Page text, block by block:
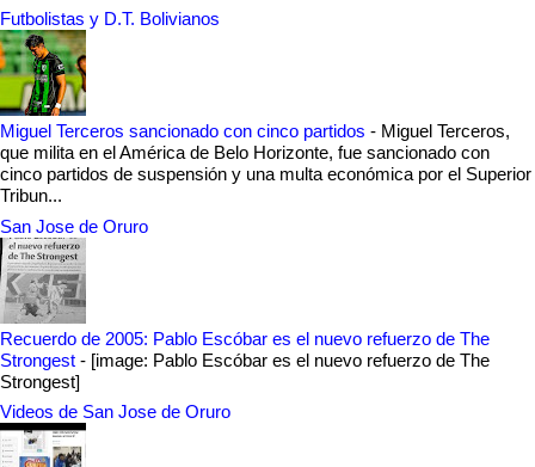
Futbolistas y D.T. Bolivianos
Miguel Terceros sancionado con cinco partidos - Miguel Terceros,
que milita en el América de Belo Horizonte, fue sancionado con
cinco partidos de suspensión y una multa económica por el Superior
Tribun...
San Jose de Oruro
Recuerdo de 2005: Pablo Escóbar es el nuevo refuerzo de The
Strongest - [image: Pablo Escóbar es el nuevo refuerzo de The
Strongest]
Videos de San Jose de Oruro